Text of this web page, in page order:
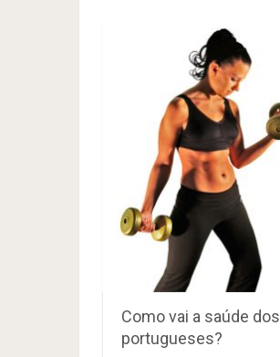
Como vai a saúde dos
portugueses?